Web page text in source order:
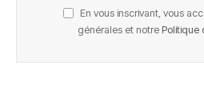
En vous inscrivant, vous
générales et notre Politique